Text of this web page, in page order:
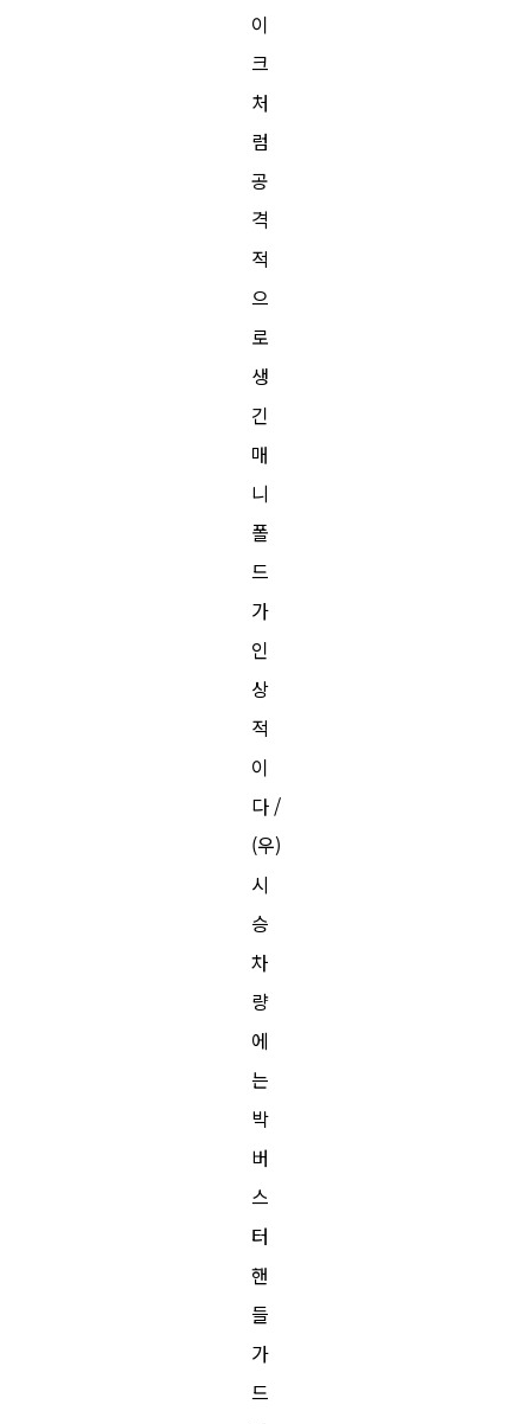
이
크
처
럼
공
격
적
으
로
생
긴
매
니
폴
드
가
인
상
적
이
다 /
(우)
시
승
차
량
에
는
박
버
스
터
핸
들
가
드